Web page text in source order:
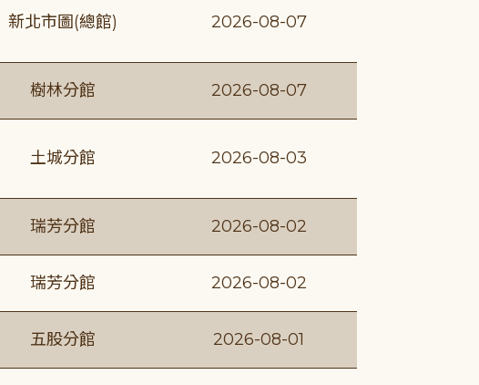
新北市圖(總館) 2026-08-07
樹林分館 2026-08-07
土城分館 2026-08-03
瑞芳分館 2026-08-02
瑞芳分館 2026-08-02
五股分館 2026-08-01